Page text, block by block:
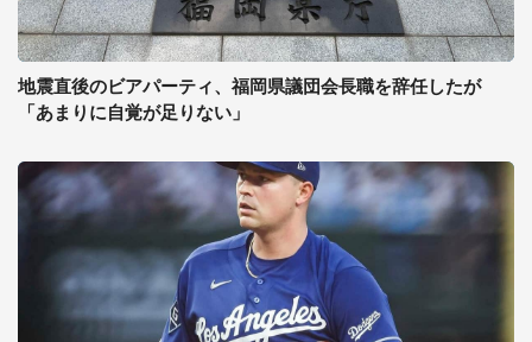
地震直後のビアパーティ、福岡県議団会長職を辞任したが
「あまりに自覚が足りない」